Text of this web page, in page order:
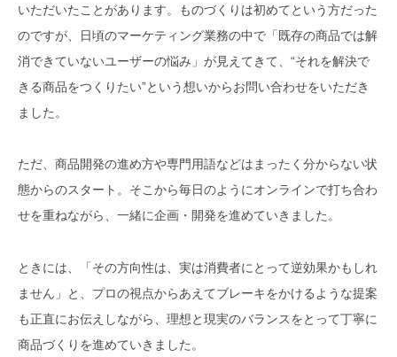
いただいたことがあります。ものづくりは初めてという方だった
のですが、日頃のマーケティング業務の中で「既存の商品では解
消できていないユーザーの悩み」が見えてきて、“それを解決で
きる商品をつくりたい”という想いからお問い合わせをいただき
ました。
ただ、商品開発の進め方や専門用語などはまったく分からない状
態からのスタート。そこから毎日のようにオンラインで打ち合わ
せを重ねながら、一緒に企画・開発を進めていきました。
ときには、「その方向性は、実は消費者にとって逆効果かもしれ
ません」と、プロの視点からあえてブレーキをかけるような提案
も正直にお伝えしながら、理想と現実のバランスをとって丁寧に
商品づくりを進めていきました。